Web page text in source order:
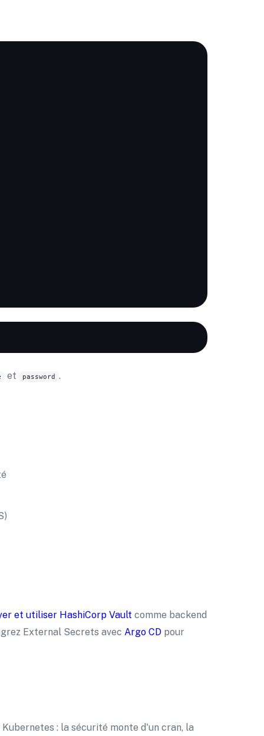
et password .
et utiliser HashiCorp Vault comme backend
External Secrets avec Argo CD pour
: la sécurité monte d'un cran, la